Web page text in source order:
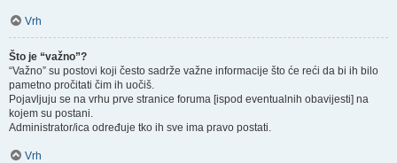
Vrh
Što je “važno”?
“Važno” su postovi koji često sadrže važne informacije što će reći da bi ih bilo
pametno pročitati čim ih uočiš.
Pojavljuju se na vrhu prve stranice foruma [ispod eventualnih obavijesti] na
kojem su postani.
Administrator/ica određuje tko ih sve ima pravo postati.
Vrh